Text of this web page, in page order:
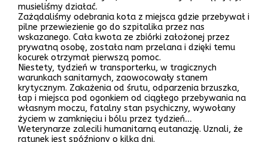
musieliśmy działać.
Zażądaliśmy odebrania kota z miejsca gdzie przebywał i
pilne przewiezienie go do szpitalika przez nas
wskazanego. Cała kwota ze zbiórki założonej przez
prywatną osobę, została nam przelana i dzięki temu
kocurek otrzymał pierwszą pomoc.
Niestety, tydzień w transporterku, w tragicznych
warunkach sanitarnych, zaowocowały stanem
krytycznym. Zakażenia od śrutu, odparzenia brzuszka,
łap i miejsca pod ogonkiem od ciągłego przebywania na
własnym moczu, fatalny stan psychiczny, wywołany
życiem w zamknięciu i bólu przez tydzień…
Weterynarze zalecili humanitarną eutanazję. Uznali, że
ratunek jest spóźniony o kilka dni.